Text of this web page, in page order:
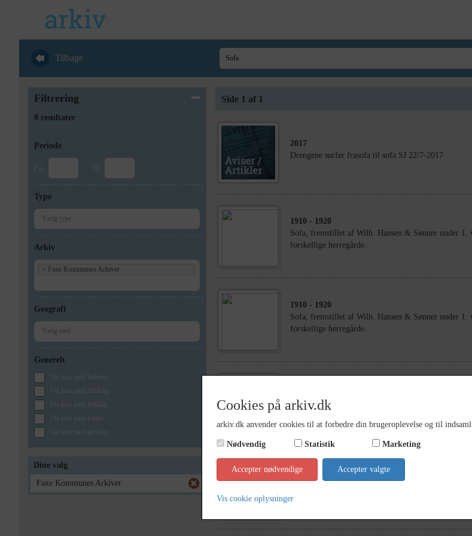
Tilbage
Filtrering
8 resultater
Periode
Fra Til
Type
Arkiv
× Faxe Kommunes Arkiver
Geografi
Generelt
Vis kun med billeder
Vis kun med filmklip
Vis kun med lydklip
Vis kun med kilder
Vis kun med geo-tag
Dine valg
Faxe Kommunes Arkiver
Side 1 af 1
2017
Drengene surfer frasofa til sofa SJ 22/7-2017
1910 - 1920
Sofa, fremstillet af Wilh. Hansen & Sønner under 1.
forskellige herregårde.
1910 - 1920
Sofa, fremstillet af Wilh. Hansen & Sønner under 1.
forskellige herregårde.
Fotografi af en baby.
- 1940
Cookies på arkiv.dk
arkiv.dk anvender cookies til at forbedre din brugeroplevelse og til
Nødvendig Statistik Marketing
Accepter nødvendige Accepter valgte
Vis cookie oplysninger